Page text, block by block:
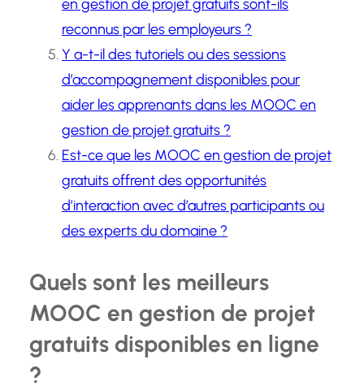
en gestion de projet gratuits sont-ils
reconnus par les employeurs ?
Y a-t-il des tutoriels ou des sessions
d’accompagnement disponibles pour
aider les apprenants dans les MOOC en
gestion de projet gratuits ?
Est-ce que les MOOC en gestion de projet
gratuits offrent des opportunités
d’interaction avec d’autres participants ou
des experts du domaine ?
Quels sont les meilleurs
MOOC en gestion de projet
gratuits disponibles en ligne
?